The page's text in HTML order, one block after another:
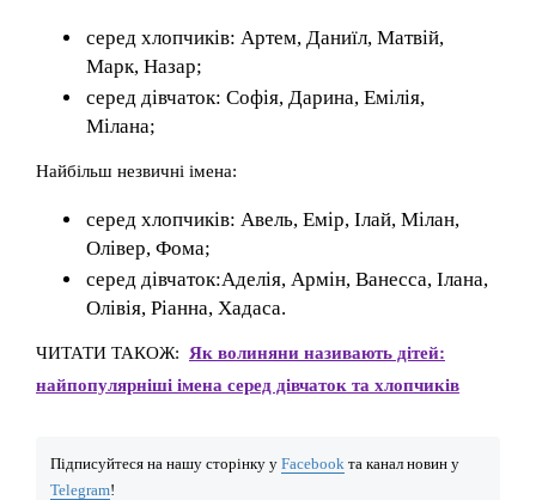
серед хлопчиків: Артем, Даниїл, Матвій,
Марк, Назар;
серед дівчаток: Софія, Дарина, Емілія,
Мілана;
Найбільш незвичні імена:
серед хлопчиків: Авель, Емір, Ілай, Мілан,
Олівер, Фома;
серед дівчаток:Аделія, Армін, Ванесса, Ілана,
Олівія, Ріанна, Хадаса.
ЧИТАТИ ТАКОЖ: Як волиняни називають дітей:
найпопулярніші імена серед дівчаток та хлопчиків
Підписуйтеся на нашу сторінку у Facebook та канал новин у
Telegram!